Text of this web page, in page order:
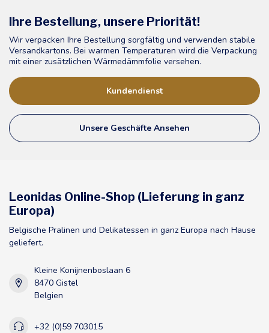
Ihre Bestellung, unsere Priorität!
Wir verpacken Ihre Bestellung sorgfältig und verwenden stabile
Versandkartons. Bei warmen Temperaturen wird die Verpackung
mit einer zusätzlichen Wärmedämmfolie versehen.
Kundendienst
Unsere Geschäfte Ansehen
Leonidas Online-Shop (Lieferung in ganz
Europa)
Belgische Pralinen und Delikatessen in ganz Europa nach Hause
geliefert.
Kleine Konijnenboslaan 6
8470 Gistel
Belgien
+32 (0)59 703015